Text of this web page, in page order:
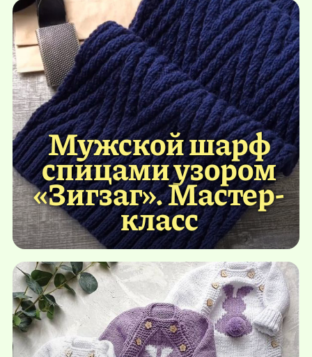
Мужской шарф
спицами узором
«Зигзаг». Мастер-
класс